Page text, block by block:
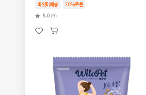
바잇미배송
20%쿠폰
5.0 (9)